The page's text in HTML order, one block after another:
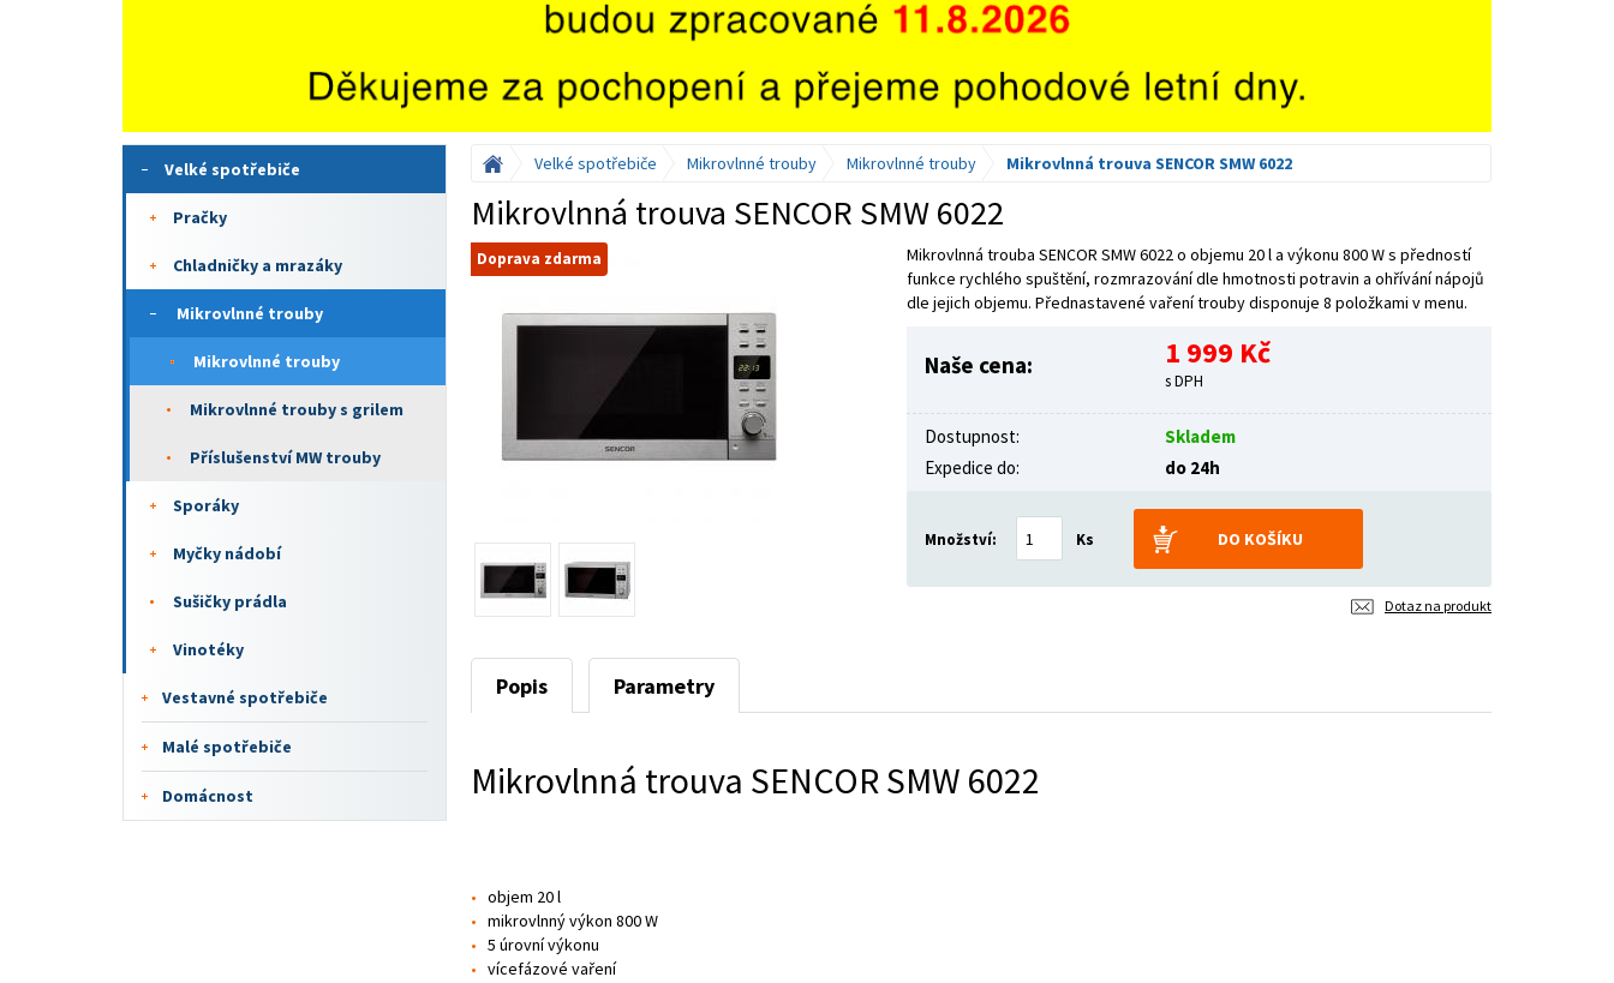
Velké spotřebiče
Pračky
Chladničky a mrazáky
Mikrovlnné trouby
Mikrovlnné trouby
Mikrovlnné trouby s grilem
Příslušenství MW trouby
Sporáky
Myčky nádobí
Sušičky prádla
Vinotéky
Vestavné spotřebiče
Malé spotřebiče
Domácnost
Velké spotřebiče Mikrovlnné trouby Mikrovlnné trouby Mikrovlnná trouva SENCOR SMW 6022
Mikrovlnná trouva SENCOR SMW 6022
Doprava zdarma
Mikrovlnná trouba SENCOR SMW 6022 o objemu 20 l a výkonu 800 W s předností
funkce rychlého spuštění, rozmrazování dle hmotnosti potravin a ohřívání nápojů
dle jejich objemu. Přednastavené vaření trouby disponuje 8 položkami v menu.
Naše cena: 1 999 Kč
s DPH
Dostupnost:
Skladem
Expedice do:
do 24h
Množství: Ks
Dotaz na produkt
Popis Parametry
Mikrovlnná trouva SENCOR SMW 6022
objem 20 l
mikrovlnný výkon 800 W
5 úrovní výkonu
vícefázové vaření